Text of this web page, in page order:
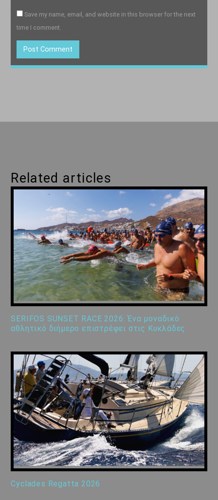
Save my name, email, and website in this browser for the next
time I comment.
Related articles
SERIFOS SUNSET RACE 2026: Ένα μοναδικό
αθλητικό διήμερο επιστρέφει στις Κυκλάδες
Cyclades Regatta 2026